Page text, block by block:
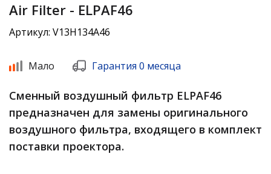
Air Filter - ELPAF46
Артикул: V13H134A46
Мало Гарантия 0 месяца
Сменный воздушный фильтр ELPAF46
предназначен для замены оригинального
воздушного фильтра, входящего в комплект
поставки проектора.